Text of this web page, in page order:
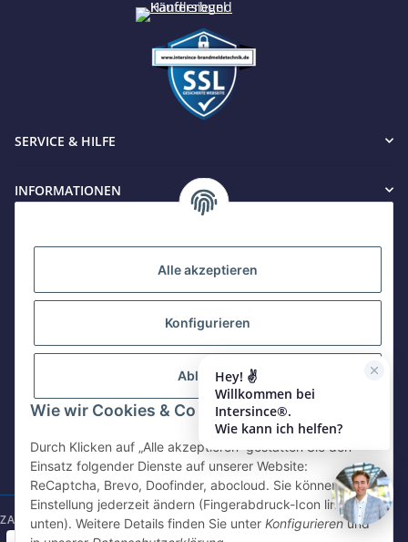
Hey! ✌️
Willkommen bei
Intersince®.
Wie kann ich helfen?
Benötigen Sie Hilfe?
Wir sind gerne für Sie da
+49 8679 984969 - 0
werktags Mo–Fr 8:30–17:00 Uhr
WhatsApp
+49 162 5669885
E-Mail schreiben
shop@intersince.de
Webseite besuchen
www.intersince-group.de
SERVICE & HILFE
INFORMATIONEN
powered by Intersince Group
+49 86799 84969 - 0
shop@intersince.de
ZAHLUNGSARTEN
Alle akzeptieren
Konfigurieren
Ablehnen
Wie wir Cookies & Co nutzen
Durch Klicken auf „Alle akzeptieren“ gestatten Sie den
Einsatz folgender Dienste auf unserer Website:
ReCaptcha, Brevo, Doofinder, abocloud. Sie können die
Einstellung jederzeit ändern (Fingerabdruck-Icon links
unten). Weitere Details finden Sie unter Konfigurierenund